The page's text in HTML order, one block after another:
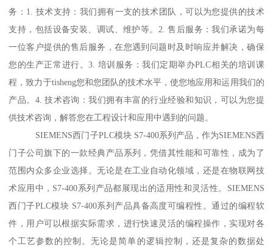
务：1. 技术支持：我们拥有一支的技术团队，可以为您提供的技术
支持，包括设备安装、调试、维护等。2. 售后服务：我们承诺为每
一位客户提供的售后服务，在您遇到问题时及时响应并解决，确保
您的生产正常进行。3. 培训服务：我们定期举办PLC相关的培训课
程，致力于tisheng您和您团队的技术水平，使您地应用和运用我们的
产品。4. 技术咨询：我们拥有丰富的行业经验和知识，可以为您提
供技术咨询，解答您在工程设计和应用中遇到的问题。
SIEMENS西门子PLC模块 S7-400系列产品，作为SIEMENS西
门子公司旗下的一款经典产品系列，凭借其性能和可靠性，成为了
范围内众多企业选择。无论是在工业自动化领域，还是在物联网技
术应用中，S7-400系列产品都展现出的适用性和灵活性。SIEMENS
西门子PLC模块 S7-400系列产品具备高度可编程性。通过的编程软
件，用户可以根据实际需求，进行快速灵活的编程操作，实现对各
个工艺参数的控制。无论是简单的逻辑控制，还是复杂的数据处